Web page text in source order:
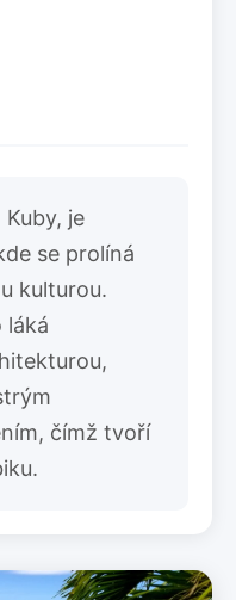
je
se prolíná
kulturou.
láká
čímž tvoří